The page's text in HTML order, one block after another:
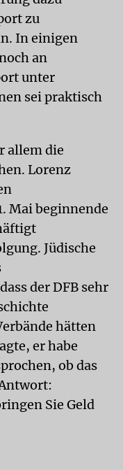
zu
In einigen
an
unter
sei praktisch
allem die
Lorenz
Mai beginnende
Jüdische
der DFB sehr
hätten
er habe
ob das
Sie Geld